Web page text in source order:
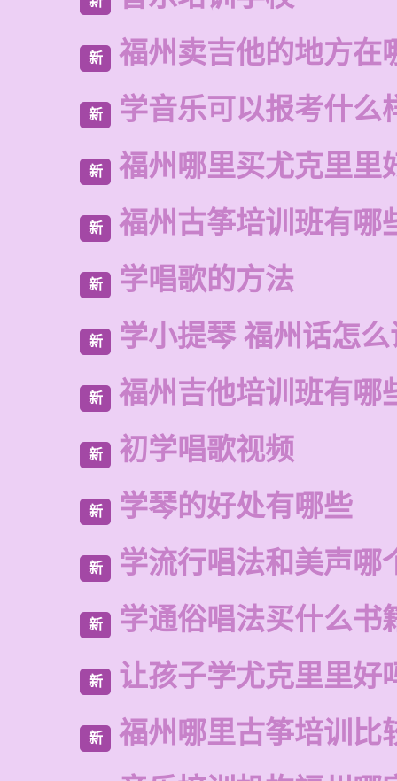
新 福州卖吉他的地方在
新 学音乐可以报考什么
新 福州哪里买尤克里里
新 福州古筝培训班有哪
新 学唱歌的方法
新 学小提琴 福州话怎
新 福州吉他培训班有哪
新 初学唱歌视频
新 学琴的好处有哪些
新 学流行唱法和美声哪
新 学通俗唱法买什么书
新 让孩子学尤克里里好
新 福州哪里古筝培训比